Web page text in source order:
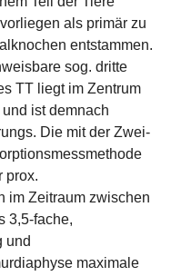
als primär zu
entstammen.
sog. dritte
TT liegt im Zentrum
ist demnach
Die mit der Zwei-
prox.
im Zeitraum zwischen
3,5-fache,
und
maximale